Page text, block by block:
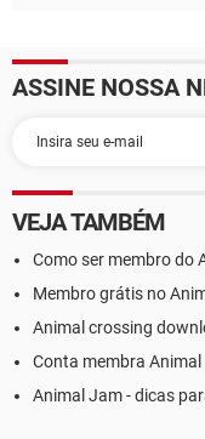
ASSINE NOSSA
VEJA TAMBÉM
Como ser membro do
Membro grátis no
Animal crossing
Conta membra
Animal Jam - dicas